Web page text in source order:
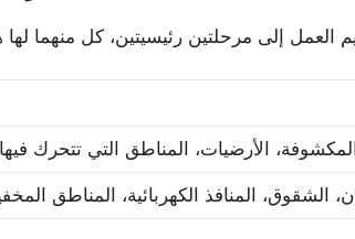
العمل إلى مرحلتين رئيسيتين، كل منهما
الأرضيات، المناطق التي تتحرك
الشقوق، المنافذ الكهربائية، المناطق